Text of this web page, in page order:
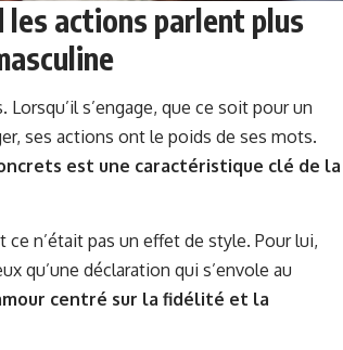
les actions parlent plus
s’engage, que ce soit pour un
ses actions ont le poids de ses mots.
est une caractéristique clé de la
n’était pas un effet de style. Pour lui,
qu’une déclaration qui s’envole au
centré sur la fidélité et la